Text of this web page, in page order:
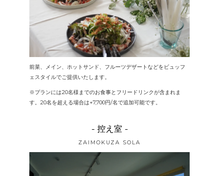
前菜、メイン、ホットサンド、フルーツデザートなどをビュッフ
ェスタイルでご提供いたします。
※プランには20名様までのお食事とフリードリンクが含まれま
す。20名を超える場合は+7,700円/名で追加可能です。
- 控え室 -
ZAIMOKUZA SOLA